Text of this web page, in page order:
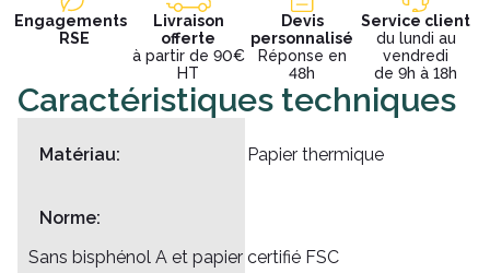
Engagements
RSE
Livraison
offerte
à partir de 90€
HT
Devis
personnalisé
Réponse en
48h
Service client
du lundi au
vendredi
de 9h à 18h
Caractéristiques techniques
Matériau: Papier thermique
Norme:
Sans bisphénol A et papier certifié FSC